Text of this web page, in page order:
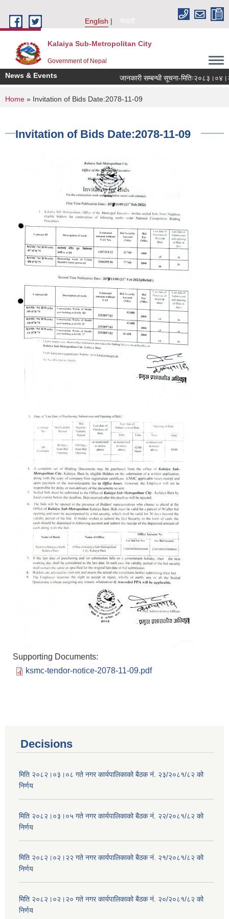
English
नेपाली
Kalaiya Sub-Metropolitan City
Government of Nepal
News & Events जानकारी सम्बन्धी सूचना-मितिः२०८३।०४।२०
You are here
Home » Invitation of Bids Date:2078-11-09
Invitation of Bids Date:2078-11-09
Supporting Documents:
ksmc-tendor-notice-2078-11-09.pdf
Decisions
मिति २०८२।०३।०८ गते नगर कार्यपालिकाको बैठक नं. २३/२०८१/८२ को
निर्णय
मिति २०८२।०३।०५ गते नगर कार्यपालिकाको बैठक नं. २२/२०८१/८२ को
निर्णय
मिति २०८२।०२।२२ गते नगर कार्यपालिकाको बैठक नं. २१/२०८१/८२ को
निर्णय
मिति २०८२।०२।२० गते नगर कार्यपालिकाको बैठक नं. २०/२०८१/८२ को
निर्णय